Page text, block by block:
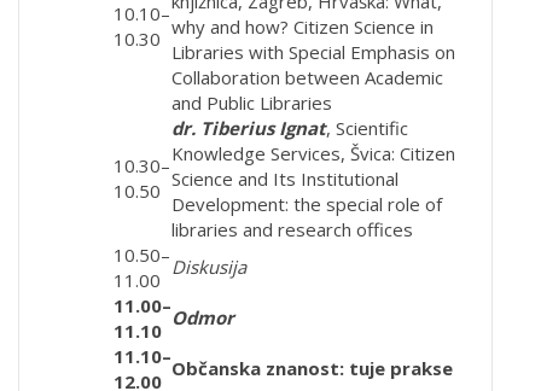
10.10–
10.30 why and how? Citizen Science in
Libraries with Special Emphasis on
Collaboration between Academic
and Public Libraries
10.30–
10.50
dr. Tiberius Ignat, Scientific
Knowledge Services, Švica: Citizen
Science and Its Institutional
Development: the special role of
libraries and research offices
10.50–
11.00
Diskusija
11.00–
11.10
Odmor
11.10–
12.00
Občanska znanost: tuje prakse